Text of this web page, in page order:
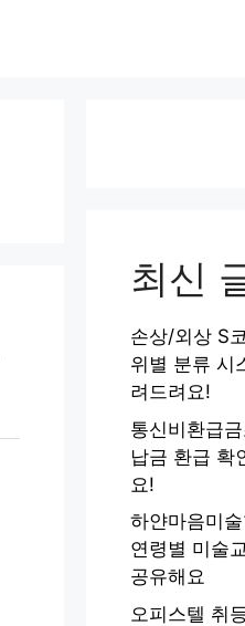
최신
손상/외상 S
위별 분류 시
려드려요!
통신비환급
납금 환급 확
요!
하얀마음미
연령별 미술
공유해요
오피스텔 취